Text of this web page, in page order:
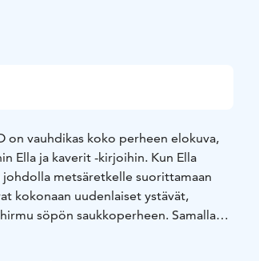
on vauhdikas koko perheen elokuva,
Ella ja kaverit -kirjoihin. Kun Ella
metsäretkelle suorittamaan
kokonaan uudenlaiset ystävät,
söpön saukkoperheen. Samalla